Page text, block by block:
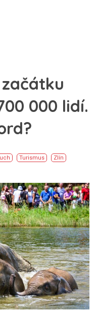
000 lidí.
Turismus
Zlín